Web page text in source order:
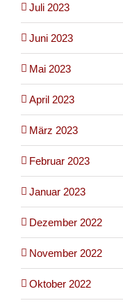
Juli 2023
Juni 2023
Mai 2023
April 2023
März 2023
Februar 2023
Januar 2023
Dezember 2022
November 2022
Oktober 2022